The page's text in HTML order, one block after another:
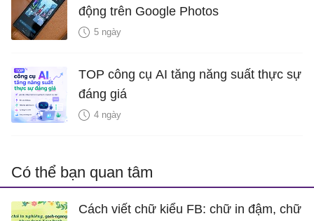
động trên Google Photos
5 ngày
TOP công cụ AI tăng năng suất thực sự
đáng giá
4 ngày
Có thể bạn quan tâm
Cách viết chữ kiểu FB: chữ in đậm, chữ